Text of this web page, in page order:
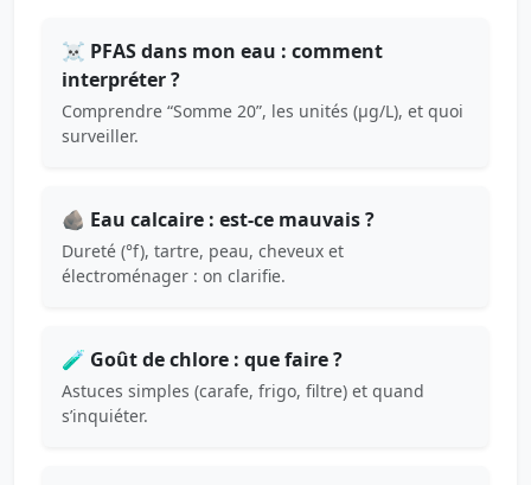
☠️ PFAS dans mon eau : comment
interpréter ?
Comprendre “Somme 20”, les unités (µg/L), et quoi
surveiller.
🪨 Eau calcaire : est-ce mauvais ?
Dureté (°f), tartre, peau, cheveux et
électroménager : on clarifie.
🧪 Goût de chlore : que faire ?
Astuces simples (carafe, frigo, filtre) et quand
s’inquiéter.